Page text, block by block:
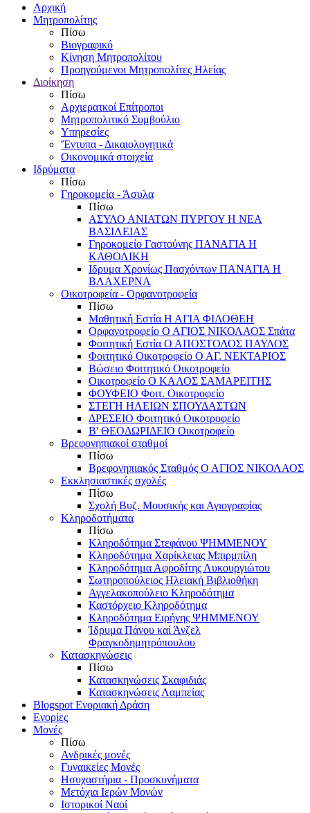
Αρχική
Μητροπολίτης
Πίσω
Βιογραφικό
Κίνηση Μητροπολίτου
Προηγούμενοι Μητροπολίτες Ηλείας
Διοίκηση
Πίσω
Αρχιερατκοί Επίτροποι
Μητροπολιτικό Συμβούλιο
Υπηρεσίες
'Έντυπα - Δικαιολογητικά
Οικονομικά στοιχεία
Ιδρύματα
Πίσω
Γηροκομεία - Άσυλα
Πίσω
ΑΣΥΛΟ ΑΝΙΑΤΩΝ ΠΥΡΓΟΥ Η ΝΕΑ
ΒΑΣΙΛΕΙΑΣ
Γηροκομείο Γαστούνης ΠΑΝΑΓΙΑ Η
ΚΑΘΟΛΙΚΗ
Ιδρυμα Χρονίως Πασχόντων ΠΑΝΑΓΙΑ Η
ΒΛΑΧΕΡΝΑ
Οικοτροφεία - Ορφανοτροφεία
Πίσω
Μαθητική Εστία Η ΑΓΙΑ ΦΙΛΟΘΕΗ
Ορφανοτροφείο Ο ΑΓΙΟΣ ΝΙΚΟΛΑΟΣ Σπάτα
Φοιτητική Εστία Ο ΑΠΟΣΤΟΛΟΣ ΠΑΥΛΟΣ
Φοιτητικό Οικοτροφείο Ο ΑΓ. ΝΕΚΤΑΡΙΟΣ
Βώσειο Φοιτητικό Οικοτροφείο
Οικοτροφείο Ο ΚΑΛΟΣ ΣΑΜΑΡΕΙΤΗΣ
ΦΟΥΦΕΙΟ Φοιτ. Οικοτροφείο
ΣΤΕΓΗ ΗΛΕΙΩΝ ΣΠΟΥΔΑΣΤΩΝ
ΔΡΕΣΕΙΟ Φοιτητικό Οικοτροφείο
Β' ΘΕΟΔΩΡΙΔΕΙΟ Οικοτροφείο
Βρεφονηπιακοί σταθμοί
Πίσω
Βρεφονηπιακός Σταθμός Ο ΑΓΙΟΣ ΝΙΚΟΛΑΟΣ
Εκκλησιαστικές σχολές
Πίσω
Σχολή Βυζ. Μουσικής και Αγιογραφίας
Κληροδοτήματα
Πίσω
Κληροδότημα Στεφάνου ΨΗΜΜΕΝΟΥ
Κληροδότημα Χαρίκλειας Μπιρμπίλη
Κληροδότημα Αφροδίτης Λυκουργιώτου
Σωτηροπούλειος Ηλειακή Βιβλιοθήκη
Αγγελακοπούλειο Κληροδότημα
Καστόρχειο Κληροδότημα
Κληροδότημα Ειρήνης ΨΗΜΜΕΝΟΥ
Ίδρυμα Πάνου καί Άνζελ
Φραγκοδημητρόπουλου
Κατασκηνώσεις
Πίσω
Κατασκηνώσεις Σκαφιδιάς
Κατασκηνώσεις Λαμπείας
Blogspot Ενοριακή Δράση
Ενορίες
Μονές
Πίσω
Ανδρικές μονές
Γυναικείες Μονές
Ησυχαστήρια - Προσκυνήματα
Μετόχια Ιερών Μονών
Ιστορικοί Ναοί